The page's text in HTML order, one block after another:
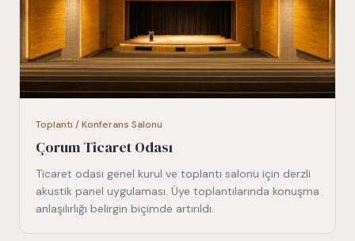
Toplantı / Konferans Salonu
Çorum Ticaret Odası
Ticaret odası genel kurul ve toplantı salonu için derzli
akustik panel uygulaması. Üye toplantılarında konuşma
anlaşılırlığı belirgin biçimde artırıldı.